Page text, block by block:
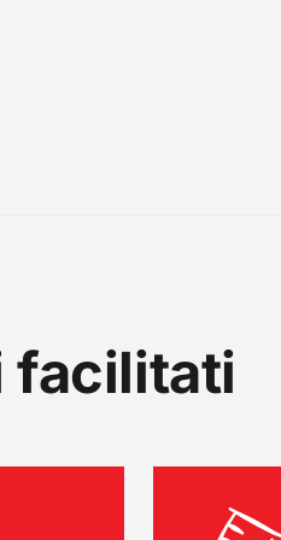
facilitati